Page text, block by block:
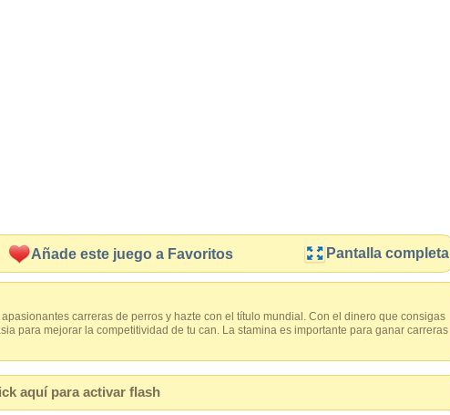
Añade este juego a Favoritos Pantalla completa
carreras de perros y hazte con el título mundial. Con el dinero que consigas
para mejorar la competitividad de tu can. La stamina es importante para ganar carreras
aquí para activar flash